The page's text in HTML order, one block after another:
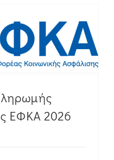
ΕΦΚΑ 2026